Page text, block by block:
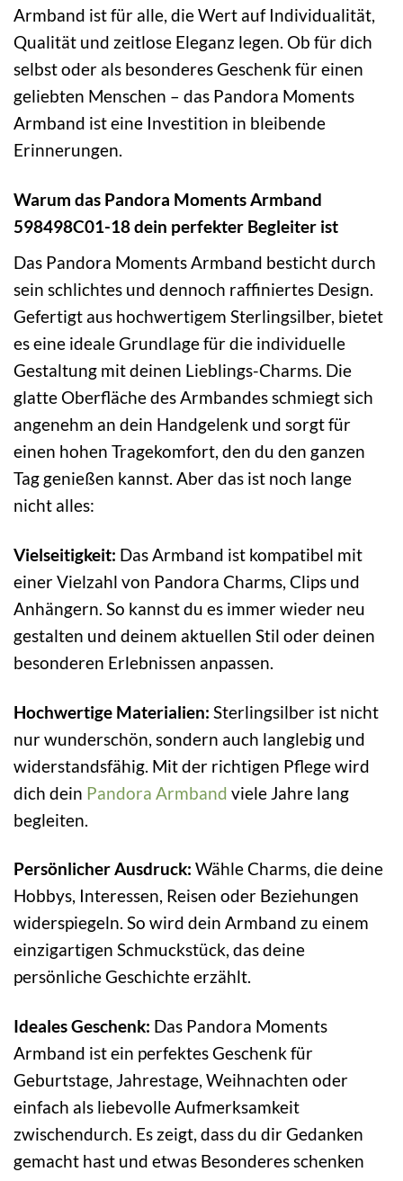
Armband ist für alle, die Wert auf Individualität,
Qualität und zeitlose Eleganz legen. Ob für dich
selbst oder als besonderes Geschenk für einen
geliebten Menschen – das Pandora Moments
Armband ist eine Investition in bleibende
Erinnerungen.
Warum das Pandora Moments Armband
598498C01-18 dein perfekter Begleiter ist
Das Pandora Moments Armband besticht durch
sein schlichtes und dennoch raffiniertes Design.
Gefertigt aus hochwertigem Sterlingsilber, bietet
es eine ideale Grundlage für die individuelle
Gestaltung mit deinen Lieblings-Charms. Die
glatte Oberfläche des Armbandes schmiegt sich
angenehm an dein Handgelenk und sorgt für
einen hohen Tragekomfort, den du den ganzen
Tag genießen kannst. Aber das ist noch lange
nicht alles:
Vielseitigkeit: Das Armband ist kompatibel mit
einer Vielzahl von Pandora Charms, Clips und
Anhängern. So kannst du es immer wieder neu
gestalten und deinem aktuellen Stil oder deinen
besonderen Erlebnissen anpassen.
Hochwertige Materialien: Sterlingsilber ist nicht
nur wunderschön, sondern auch langlebig und
widerstandsfähig. Mit der richtigen Pflege wird
dich dein Pandora Armband viele Jahre lang
begleiten.
Persönlicher Ausdruck: Wähle Charms, die deine
Hobbys, Interessen, Reisen oder Beziehungen
widerspiegeln. So wird dein Armband zu einem
einzigartigen Schmuckstück, das deine
persönliche Geschichte erzählt.
Ideales Geschenk: Das Pandora Moments
Armband ist ein perfektes Geschenk für
Geburtstage, Jahrestage, Weihnachten oder
einfach als liebevolle Aufmerksamkeit
zwischendurch. Es zeigt, dass du dir Gedanken
gemacht hast und etwas Besonderes schenken